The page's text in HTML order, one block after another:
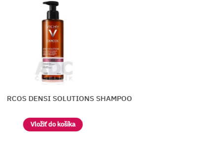
DENSI SOLUTIONS SHAMPOO
Vložiť do košíka